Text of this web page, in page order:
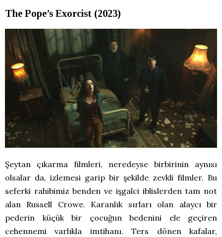
The Pope’s Exorcist (2023)
Şeytan çıkarma filmleri, neredeyse birbirinin aynısı
olsalar da, izlemesi garip bir şekilde zevkli filmler. Bu
seferki rahibimiz benden ve işgalci iblislerden tam not
alan Russell Crowe. Karanlık sırları olan alaycı bir
pederin küçük bir çocuğun bedenini ele geçiren
cehennemi varlıkla imtihanı. Ters dönen kafalar,